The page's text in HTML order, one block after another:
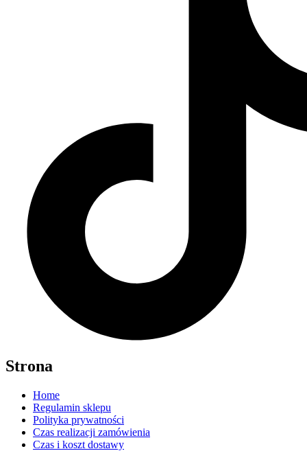
Strona
Home
Regulamin sklepu
Polityka prywatności
Czas realizacji zamówienia
Czas i koszt dostawy